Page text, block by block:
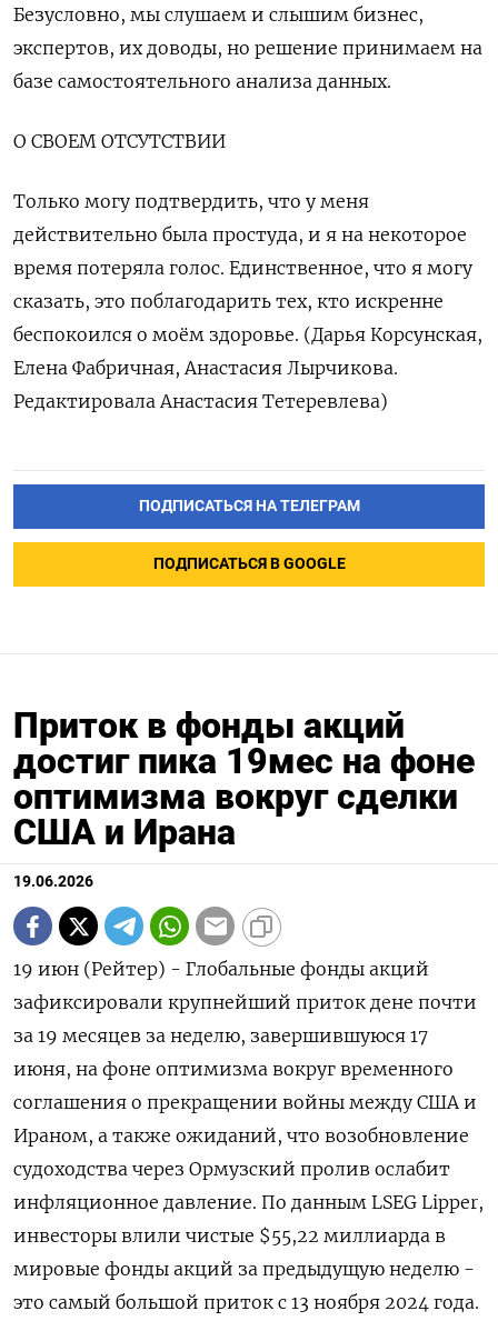
Безусловно, мы слушаем и слышим бизнес,
экспертов, их доводы, ​но решение принимаем на
базе самостоятельного анализа данных.
О СВОЕМ ОТСУТСТВИИ
Только могу подтвердить, что у меня
действительно была простуда, и я на некоторое
время потеряла голос. ‌Единственное, что я могу
сказать, это поблагодарить тех, кто искренне
беспокоился о моём здоровье. (Дарья Корсунская,
Елена Фабричная, Анастасия Лырчикова.
Редактировала Анастасия Тетеревлева)
ПОДПИСАТЬСЯ НА ТЕЛЕГРАМ
ПОДПИСАТЬСЯ В GOOGLE
Приток в фонды акций
достиг пика 19мес на фоне
оптимизма вокруг сделки
США и Ирана
19.06.2026
19 июн (Рейтер) - Глобальные фонды акций
зафиксировали крупнейший приток дене почти
за 19 месяцев за неделю, завершившуюся 17
июня, на фоне ‌оптимизма вокруг временного
соглашения о прекращении войны между США и
Ираном, а также ожиданий, что возобновление
судоходства через Ормузский ​пролив ослабит
инфляционное давление. По данным ​LSEG ​Lipper,
инвесторы влили ⁠чистые $55,22 миллиарда в
мировые фонды акций ‌за предыдущую неделю -
это ‌самый большой приток с 13 ноября 2024 года.